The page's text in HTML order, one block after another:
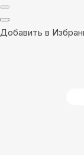
Добавить в